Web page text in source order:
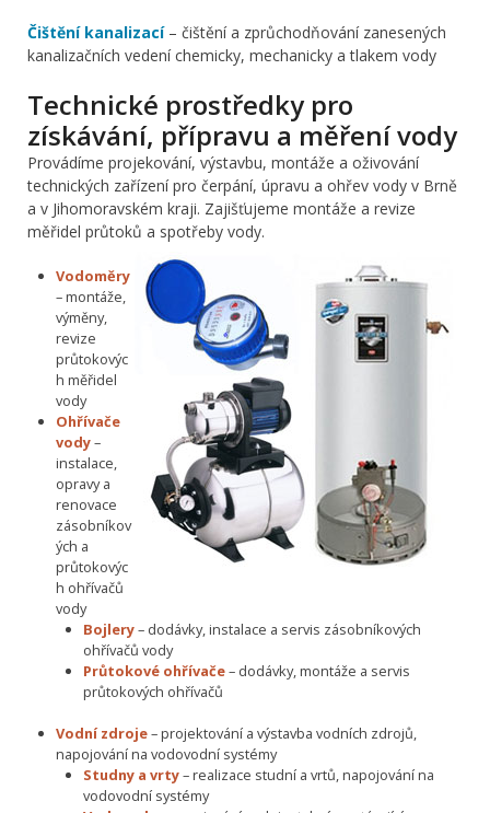
Čištění kanalizací– čištění a zprůchodňování zanesených
kanalizačních vedení chemicky, mechanicky a tlakem vody
Technické prostředky pro
získávání, přípravu a měření vody
Provádíme projekování, výstavbu, montáže a oživování
technických zařízení pro čerpání, úpravu a ohřev vody v Brně
a v Jihomoravském kraji. Zajišťujeme montáže a revize
měřidel průtoků a spotřeby vody.
Vodoměry
– montáže,
výměny,
revize
průtokovýc
h měřidel
vody
Ohřívače
vody–
instalace,
opravy a
renovace
zásobníkov
ých a
průtokovýc
h ohřívačů
vody
Bojlery– dodávky, instalace a servis zásobníkových
ohřívačů vody
Průtokové ohřívače– dodávky, montáže a servis
průtokových ohřívačů
Vodní zdroje– projektování a výstavba vodních zdrojů,
napojování na vodovodní systémy
Studny a vrty– realizace studní a vrtů, napojování na
vodovodní systémy